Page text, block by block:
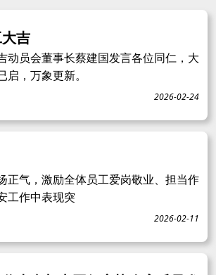
吉
动员会董事长蔡建国发言各位同仁，大
，万象更新。
2026-02-24
正气，激励全体员工爱岗敬业、担当作
工作中表现突
2026-02-11